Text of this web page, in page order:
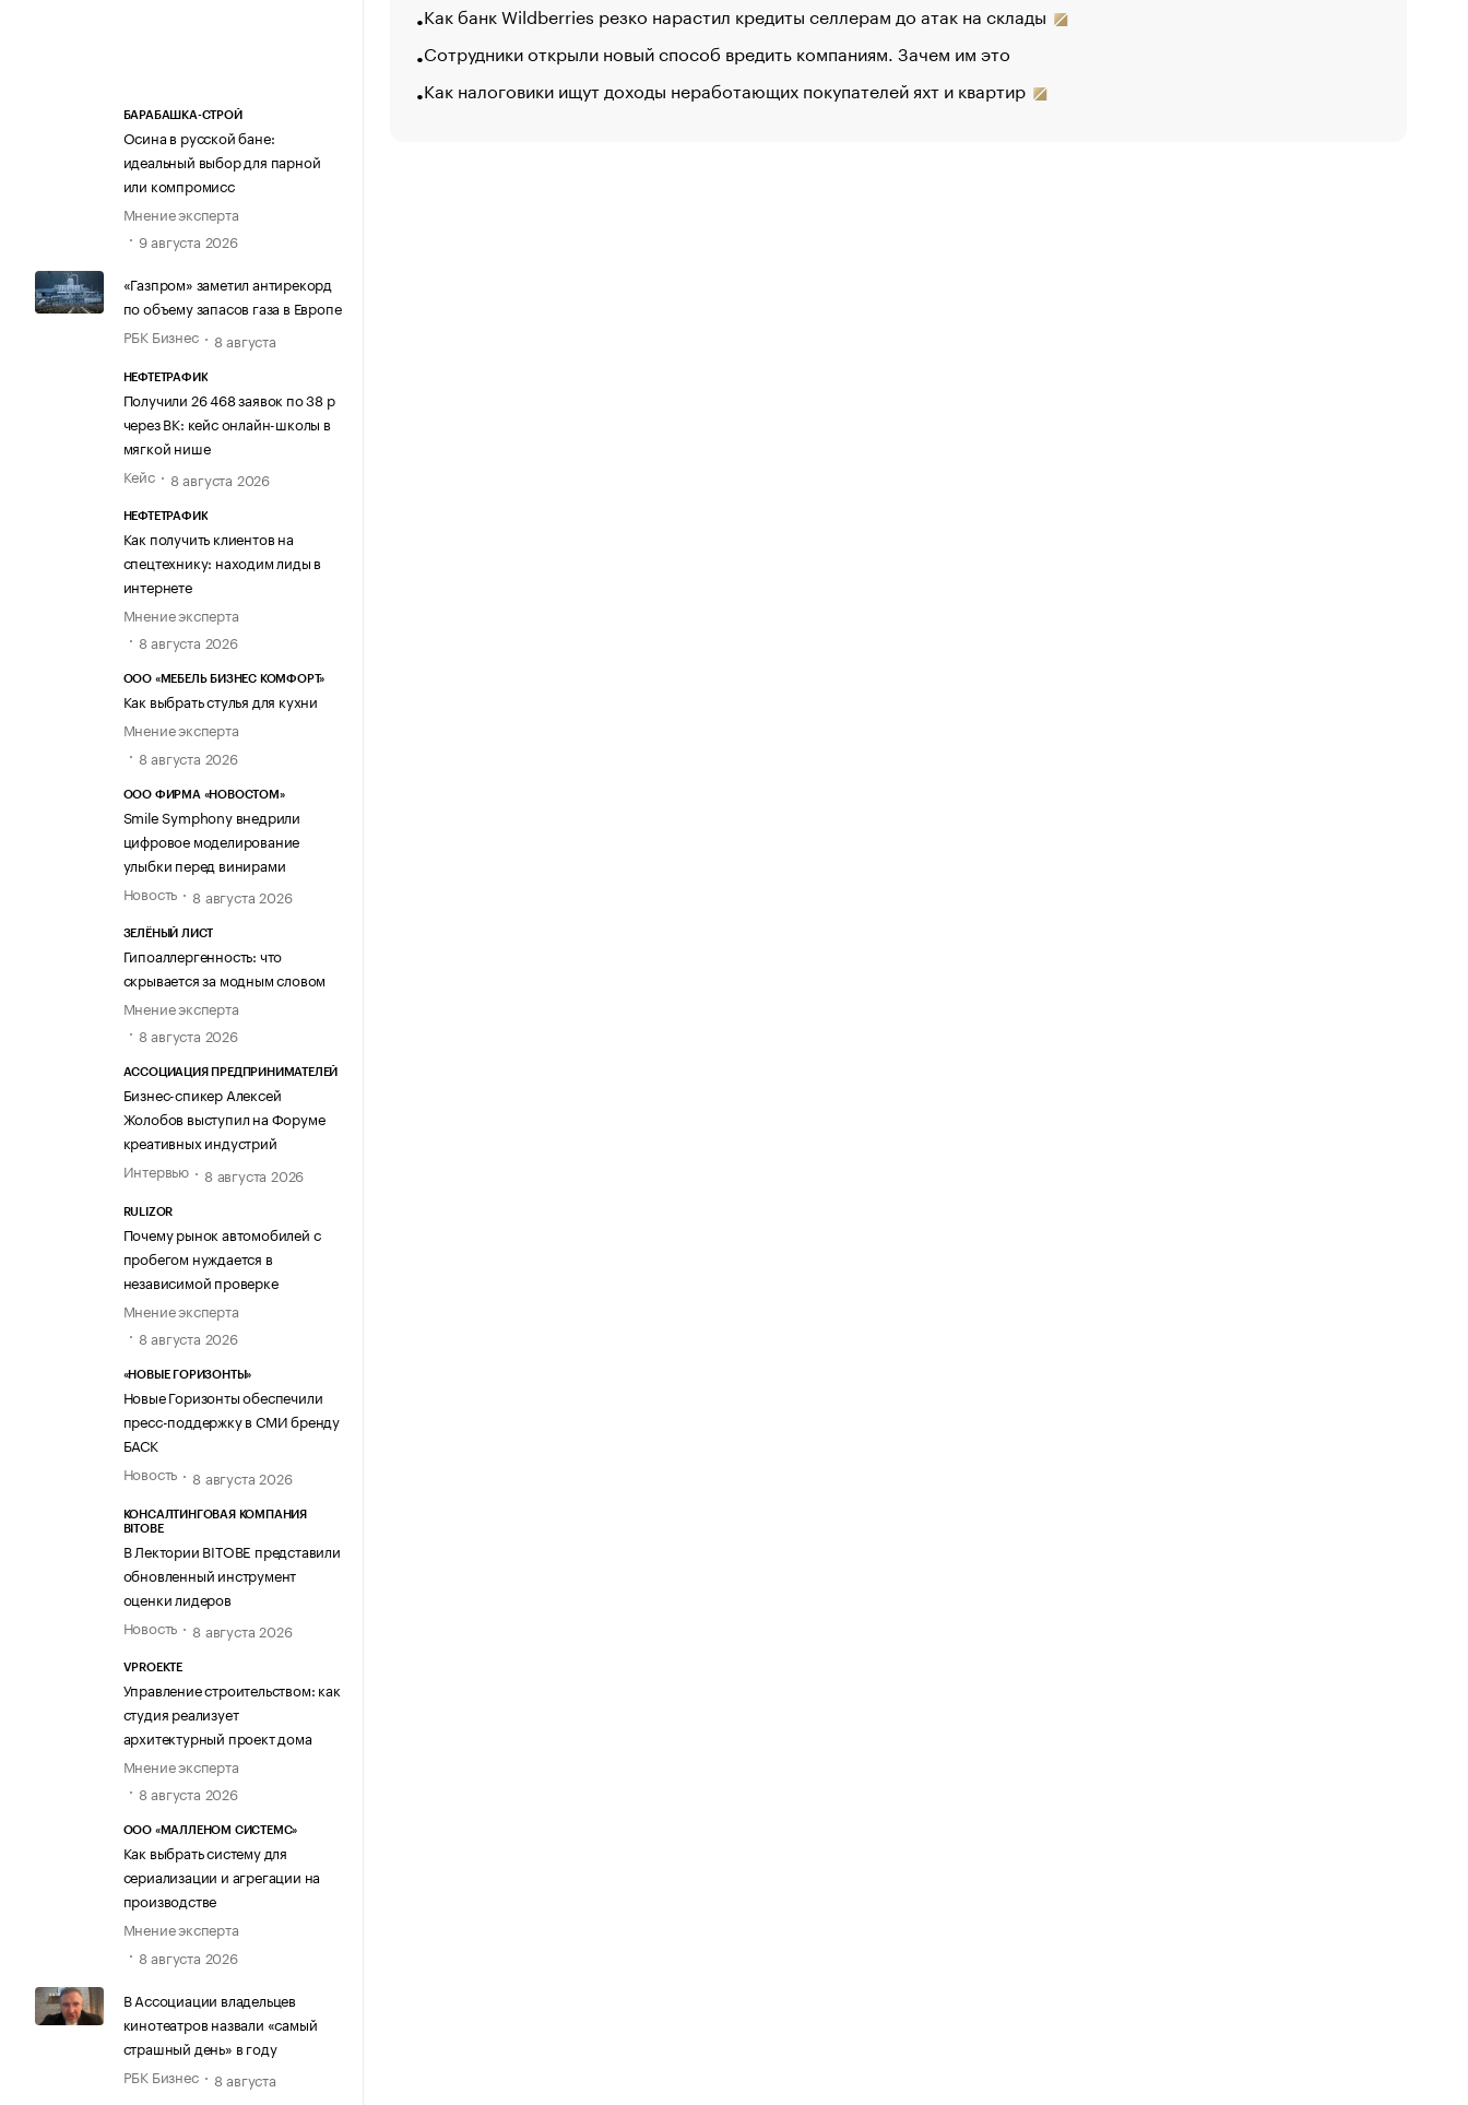
БАРАБАШКА-СТРОЙ
Осина в русской бане:
идеальный выбор для парной
или компромисс
Мнение эксперта
9 августа 2026
«Газпром» заметил антирекорд
по объему запасов газа в Европе
РБК Бизнес
8 августа
НЕФТЕТРАФИК
Получили 26 468 заявок по 38 р
через ВК: кейс онлайн-школы в
мягкой нише
Кейс
8 августа 2026
НЕФТЕТРАФИК
Как получить клиентов на
спецтехнику: находим лиды в
интернете
Мнение эксперта
8 августа 2026
ООО «МЕБЕЛЬ БИЗНЕС КОМФОРТ»
Как выбрать стулья для кухни
Мнение эксперта
8 августа 2026
ООО ФИРМА «НОВОСТОМ»
Smile Symphony внедрили
цифровое моделирование
улыбки перед винирами
Новость
8 августа 2026
ЗЕЛЁНЫЙ ЛИСТ
Гипоаллергенность: что
скрывается за модным словом
Мнение эксперта
8 августа 2026
АССОЦИАЦИЯ ПРЕДПРИНИМАТЕЛЕЙ
Бизнес-спикер Алексей
Жолобов выступил на Форуме
креативных индустрий
Интервью
8 августа 2026
RULIZOR
Почему рынок автомобилей с
пробегом нуждается в
независимой проверке
Мнение эксперта
8 августа 2026
«НОВЫЕ ГОРИЗОНТЫ»
Новые Горизонты обеспечили
пресс-поддержку в СМИ бренду
БАСК
Новость
8 августа 2026
КОНСАЛТИНГОВАЯ КОМПАНИЯ
BITOBE
В Лектории BITOBE представили
обновленный инструмент
оценки лидеров
Новость
8 августа 2026
VPROEKTE
Управление строительством: как
студия реализует
архитектурный проект дома
Мнение эксперта
8 августа 2026
ООО «МАЛЛЕНОМ СИСТЕМС»
Как выбрать систему для
сериализации и агрегации на
производстве
Мнение эксперта
8 августа 2026
В Ассоциации владельцев
кинотеатров назвали «самый
страшный день» в году
РБК Бизнес
8 августа
Как банк Wildberries резко нарастил кредиты селлерам до атак на склады
Сотрудники открыли новый способ вредить компаниям. Зачем им это
Как налоговики ищут доходы неработающих покупателей яхт и квартир